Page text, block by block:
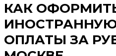
КАК
ОПЛАТЫ ЗА